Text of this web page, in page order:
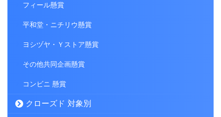
フィール懸賞
平和堂・ニチリウ懸賞
ヨシヅヤ・Ｙストア懸賞
その他共同企画懸賞
コンビニ 懸賞
クローズド 対象別